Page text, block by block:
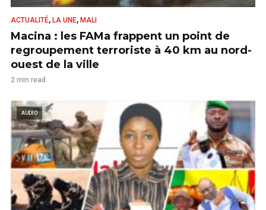
ACTUALITÉ, LA UNE, MALI
Macina : les FAMa frappent un point de
regroupement terroriste à 40 km au nord-
ouest de la ville
2 min read
AUDIO